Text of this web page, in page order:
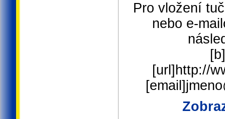
Pro vložení
nebo e-
[url]http://